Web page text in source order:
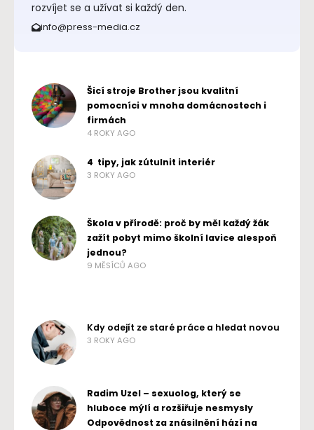
rozvíjet se a užívat si každý den.
info@press-media.cz
Šicí stroje Brother jsou kvalitní
pomocníci v mnoha domácnostech i
firmách
4 ROKY AGO
4 tipy, jak zútulnit interiér
3 ROKY AGO
Škola v přírodě: proč by měl každý žák
zažít pobyt mimo školní lavice alespoň
jednou?
9 MĚSÍCŮ AGO
Kdy odejít ze staré práce a hledat novou
3 ROKY AGO
Radim Uzel – sexuolog, který se
hluboce mýlí a rozšiřuje nesmysly
Odpovědnost za znásilnění hází na